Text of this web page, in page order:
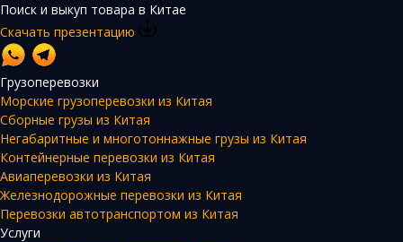
Поиск и выкуп товара в Китае
Скачать презентацию
Грузоперевозки
Морские грузоперевозки из Китая
Сборные грузы из Китая
Негабаритные и многотоннажные грузы из Китая
Контейнерные перевозки из Китая
Авиаперевозки из Китая
Железнодорожные перевозки из Китая
Перевозки автотранспортом из Китая
Услуги